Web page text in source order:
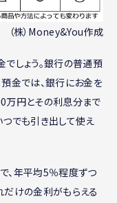
（株）Money&You作成
しょう。銀行の普通預
金では、銀行にお金を
万円とその利息分まで
でも引き出して使え
、年平均5％程度ずつ
だけの金利がもらえる